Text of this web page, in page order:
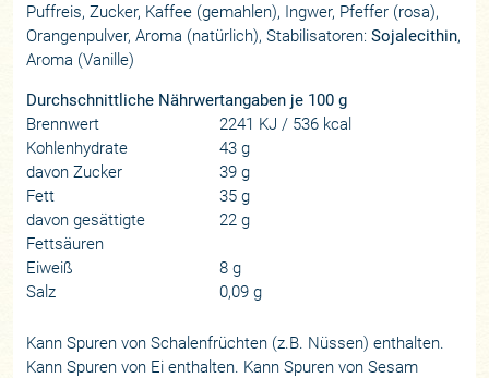
Puffreis, Zucker, Kaffee (gemahlen), Ingwer, Pfeffer (rosa),
Orangenpulver, Aroma (natürlich), Stabilisatoren:Sojalecithin,
Aroma (Vanille)
Durchschnittliche Nährwertangaben je 100 g
Brennwert
2241 KJ / 536 kcal
Kohlenhydrate
43 g
davon Zucker
39 g
Fett
35 g
davon gesättigte
Fettsäuren
22 g
Eiweiß
8 g
Salz
0,09 g
Kann Spuren von Schalenfrüchten (z.B. Nüssen) enthalten.
Kann Spuren von Ei enthalten. Kann Spuren von Sesam